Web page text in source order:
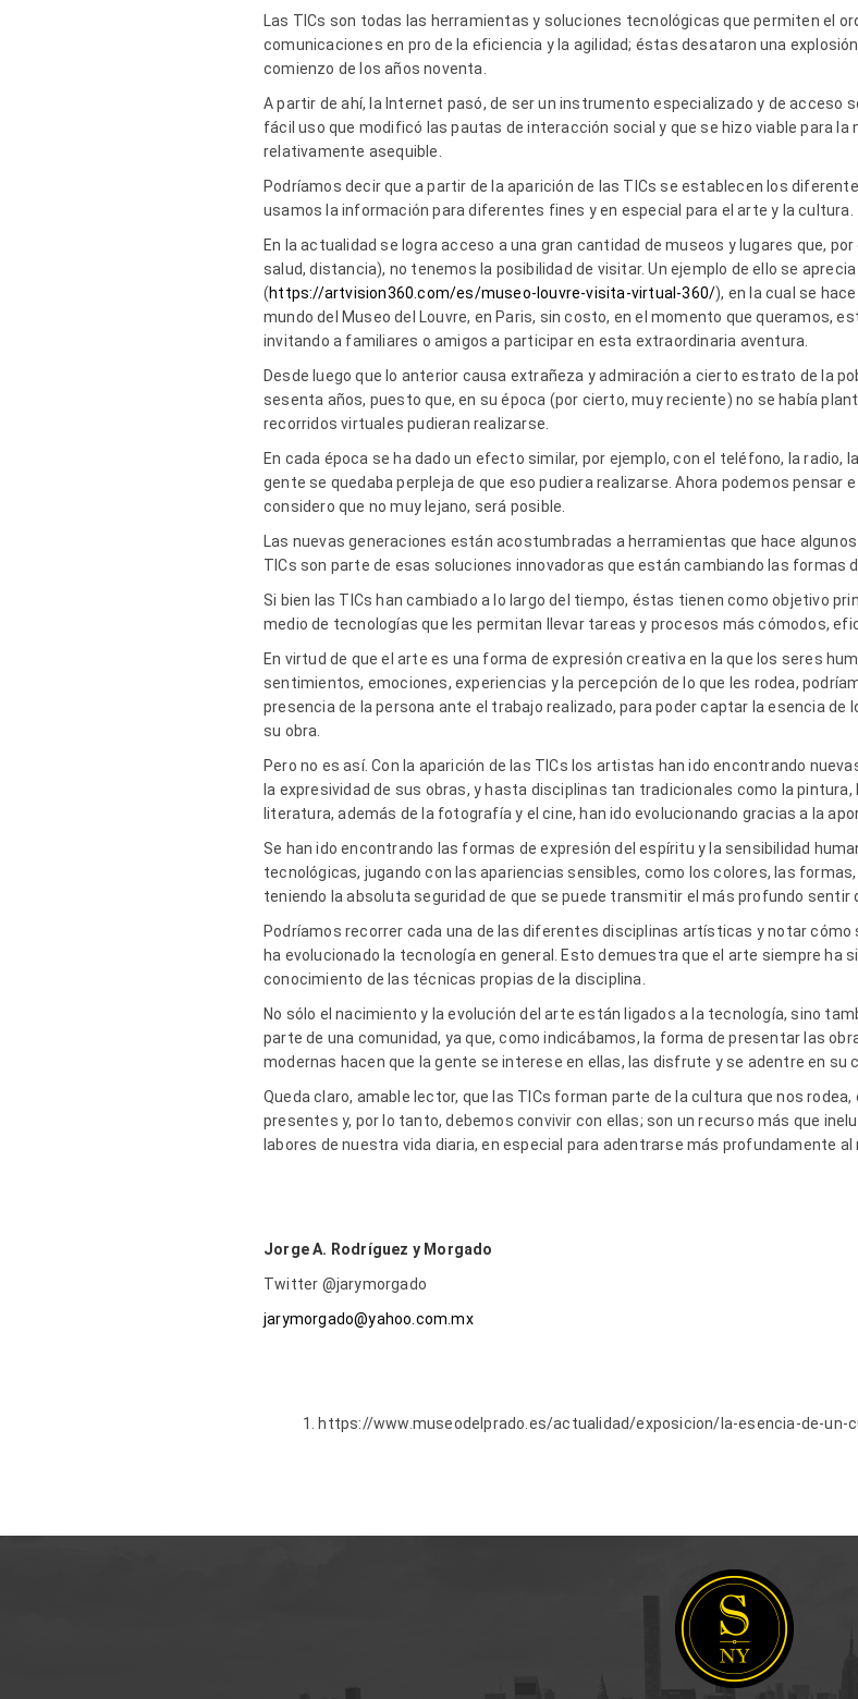
Las TICs son todas las herramientas y soluciones tecnológicas que permiten el
comunicaciones en pro de la eficiencia y la agilidad; éstas desataron una
comienzo de los años noventa.
A partir de ahí, la Internet pasó, de ser un instrumento especializado y de acceso
fácil uso que modificó las pautas de interacción social y que se hizo viable para la
relativamente asequible.
Podríamos decir que a partir de la aparición de las TICs se establecen los
usamos la información para diferentes fines y en especial para el arte y la cultura.
En la actualidad se logra acceso a una gran cantidad de museos y lugares que,
salud, distancia), no tenemos la posibilidad de visitar. Un ejemplo de ello se
(https://artvision360.com/es/museo-louvre-visita-virtual-360/), en la cual se
mundo del Museo del Louvre, en Paris, sin costo, en el momento que queramos,
invitando a familiares o amigos a participar en esta extraordinaria aventura.
Desde luego que lo anterior causa extrañeza y admiración a cierto estrato de la
sesenta años, puesto que, en su época (por cierto, muy reciente) no se había
recorridos virtuales pudieran realizarse.
En cada época se ha dado un efecto similar, por ejemplo, con el teléfono, la radio,
gente se quedaba perpleja de que eso pudiera realizarse. Ahora podemos pensar
considero que no muy lejano, será posible.
Las nuevas generaciones están acostumbradas a herramientas que hace
TICs son parte de esas soluciones innovadoras que están cambiando las formas
Si bien las TICs han cambiado a lo largo del tiempo, éstas tienen como objetivo
medio de tecnologías que les permitan llevar tareas y procesos más cómodos,
En virtud de que el arte es una forma de expresión creativa en la que los seres
sentimientos, emociones, experiencias y la percepción de lo que les rodea,
presencia de la persona ante el trabajo realizado, para poder captar la esencia
su obra.
Pero no es así. Con la aparición de las TICs los artistas han ido encontrando
la expresividad de sus obras, y hasta disciplinas tan tradicionales como la
literatura, además de la fotografía y el cine, han ido evolucionando gracias a la
Se han ido encontrando las formas de expresión del espíritu y la sensibilidad
tecnológicas, jugando con las apariencias sensibles, como los colores, las
teniendo la absoluta seguridad de que se puede transmitir el más profundo sentir
Podríamos recorrer cada una de las diferentes disciplinas artísticas y notar
ha evolucionado la tecnología en general. Esto demuestra que el arte siempre ha
conocimiento de las técnicas propias de la disciplina.
No sólo el nacimiento y la evolución del arte están ligados a la tecnología, sino
parte de una comunidad, ya que, como indicábamos, la forma de presentar las
modernas hacen que la gente se interese en ellas, las disfrute y se adentre en su
Queda claro, amable lector, que las TICs forman parte de la cultura que nos
presentes y, por lo tanto, debemos convivir con ellas; son un recurso más que
labores de nuestra vida diaria, en especial para adentrarse más profundamente al
Jorge A. Rodríguez y Morgado
Twitter @jarymorgado
jarymorgado@yahoo.com.mx
1. https://www.museodelprado.es/actualidad/exposicion/la-esencia-de-un-